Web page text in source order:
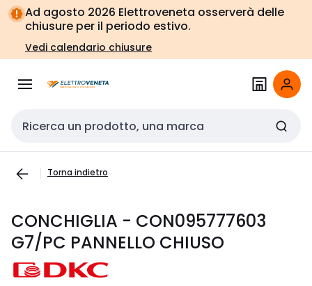
Vai alla
navigazione
Vai
alla
pagina
Ad agosto 2026 Elettroveneta osserverà delle
chiusure per il periodo estivo.
Vedi calendario chiusure
Cerca input
Torna indietro
CONCHIGLIA - CON095777603
G7/PC PANNELLO CHIUSO